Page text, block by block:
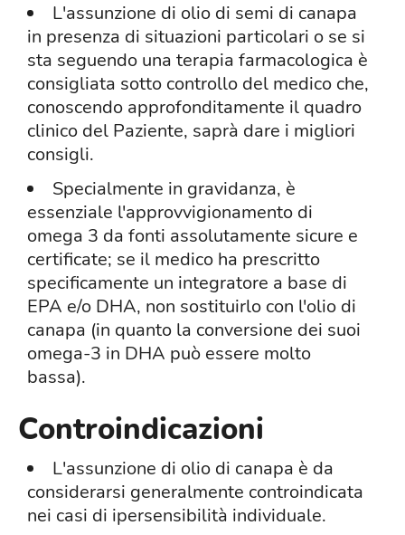
L'assunzione di olio di semi di canapa
in presenza di situazioni particolari o se si
sta seguendo una terapia farmacologica è
consigliata sotto controllo del medico che,
conoscendo approfonditamente il quadro
clinico del Paziente, saprà dare i migliori
consigli.
Specialmente in gravidanza, è
essenziale l'approvvigionamento di
omega 3 da fonti assolutamente sicure e
certificate; se il medico ha prescritto
specificamente un integratore a base di
EPA e/o DHA, non sostituirlo con l'olio di
canapa (in quanto la conversione dei suoi
omega-3 in DHA può essere molto
bassa).
Controindicazioni
L'assunzione di olio di canapa è da
considerarsi generalmente controindicata
nei casi di ipersensibilità individuale.